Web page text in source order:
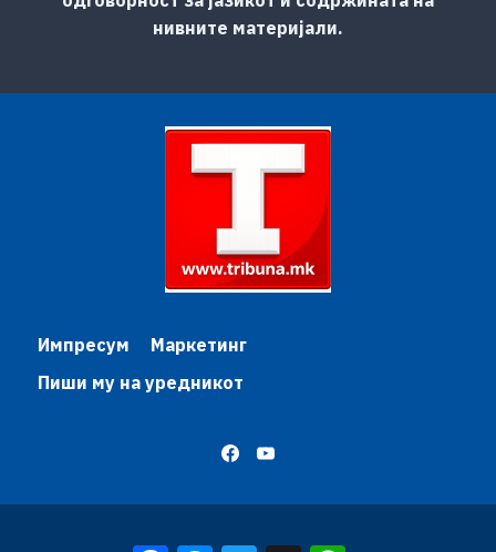
нивните материјали.
Импресум
Маркетинг
Пиши му на уредникот